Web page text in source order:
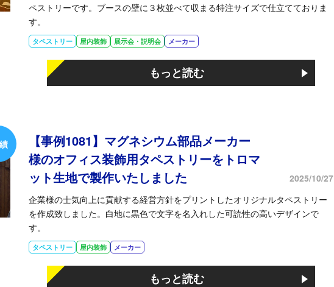
ペストリーです。ブースの壁に３枚並べて収まる特注サイズで仕立てておりま
す。
タペストリー 屋内装飾 展示会・説明会 メーカー
もっと読む
【事例1081】マグネシウム部品メーカー
様のオフィス装飾用タペストリーをトロマ
ット生地で製作いたしました
2025/10/27
企業様の士気向上に貢献する経営方針をプリントしたオリジナルタペストリー
を作成致しました。白地に黒色で文字を名入れした可読性の高いデザインで
す。
タペストリー 屋内装飾 メーカー
もっと読む